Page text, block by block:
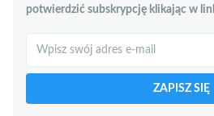
potwierdzić subskrypcję klikając w
ZAPISZ SIĘ